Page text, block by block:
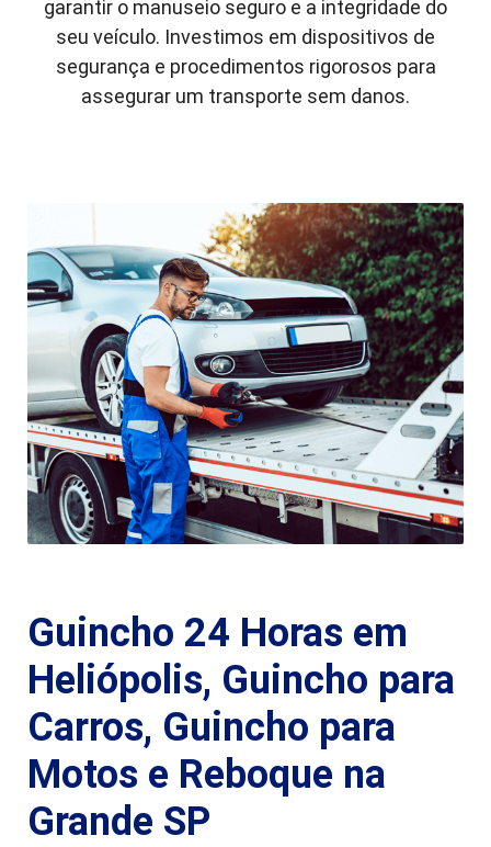
garantir o manuseio seguro e a integridade do
seu veículo. Investimos em dispositivos de
segurança e procedimentos rigorosos para
assegurar um transporte sem danos.
Guincho 24 Horas em
Heliópolis, Guincho para
Carros, Guincho para
Motos e Reboque na
Grande SP